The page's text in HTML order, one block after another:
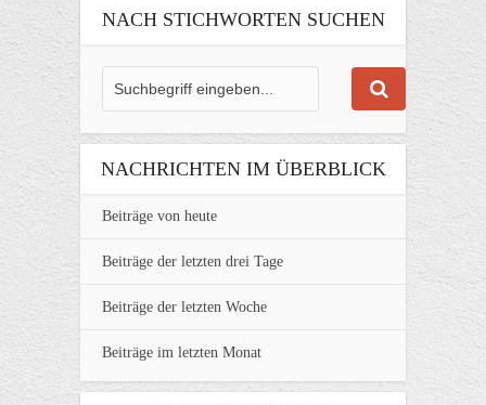
NACH STICHWORTEN SUCHEN
NACHRICHTEN IM ÜBERBLICK
Beiträge von heute
Beiträge der letzten drei Tage
Beiträge der letzten Woche
Beiträge im letzten Monat